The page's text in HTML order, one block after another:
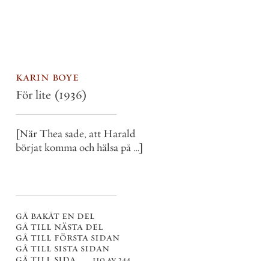
karin boye
För lite (1936)
[När Thea sade, att Harald
börjat komma och hälsa på …]
gå bakåt en del
gå till nästa del
gå till första sidan
gå till sista sidan